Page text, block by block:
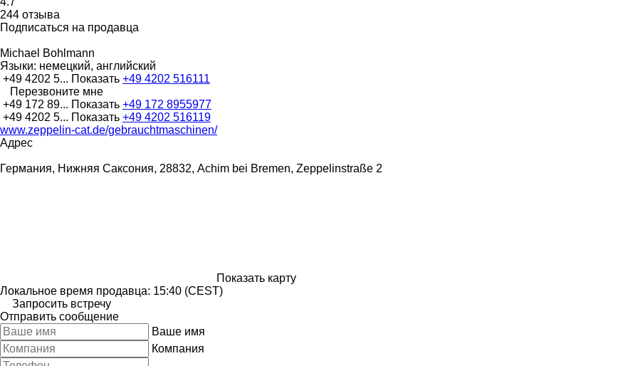
244 отзыва
Подписаться на продавца
Michael Bohlmann
Языки: немецкий, английский
+49 4202 5... Показать +49 4202 516111
Перезвоните мне
+49 172 89... Показать +49 172 8955977
+49 4202 5... Показать +49 4202 516119
www.zeppelin-cat.de/gebrauchtmaschinen/
Адрес
Германия, Нижняя Саксония, 28832, Achim bei Bremen, Zeppelinstraße 2
Показать карту
Локальное время продавца: 15:40 (CEST)
Запросить встречу
Отправить сообщение
Ваше имя
Компания